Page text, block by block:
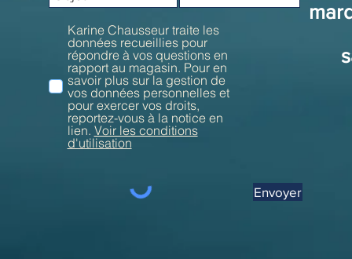
Karine Chausseur traite les
données recueillies pour
répondre à vos questions en
rapport au magasin. Pour en
savoir plus sur la gestion de
vos données personnelles et
pour exercer vos droits,
reportez-vous à la notice en
lien. Voir les conditions
d'utilisation
Envoyer